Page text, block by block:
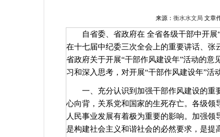
来源： 衡水水文局 文章
自省委、省政府在 全省各级干部中开展
在十七届中纪委三次全会上的重要讲话、
省政府关于开展“干部作风建设年”活动的意
习和深入思考，对开展“干部作风建设年”
一、充分认识到加强干部作风建设的
心向背，关系党和国家的生死存亡。各级
人民事业发展有着极为重要的影响。加强
是构建社会主义和谐社会的必然要求，是